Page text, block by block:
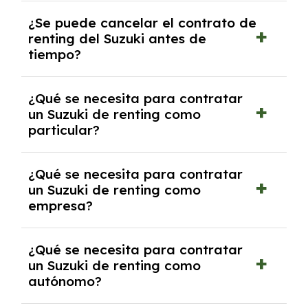
tendrás que pagar ningún tipo de entrada
salvo en casos que lo exija el proveedor
debido al resultado del estudio de viabilidad
económica.
¿Se puede cancelar el contrato de
renting del Suzuki antes de
tiempo?
pero puede haber penalizaciones por
cancelación anticipada. Es importante revisar
las condiciones del contrato y hablar con un
experto que te asesore.
¿Qué se necesita para contratar
un Suzuki de renting como
particular?
y, en algunos casos, una consulta de solvencia
crediticia y un pago inicial.
¿Qué se necesita para contratar
un Suzuki de renting como
empresa?
documentación financiera y, en algunos
casos, un informe de solvencia de la empresa
y un pago inicial.
¿Qué se necesita para contratar
un Suzuki de renting como
autónomo?